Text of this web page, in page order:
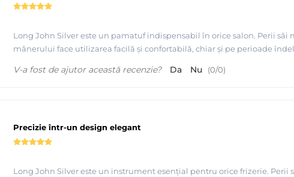
Long John Silver este un pamatuf indispensabil în orice salon. Perii
mânerului face utilizarea facilă și confortabilă, chiar și pe perioade
V-a fost de ajutor această recenzie? Da Nu (0/0)
Precizie într-un design elegant
Long John Silver este un instrument esențial pentru orice frizerie.